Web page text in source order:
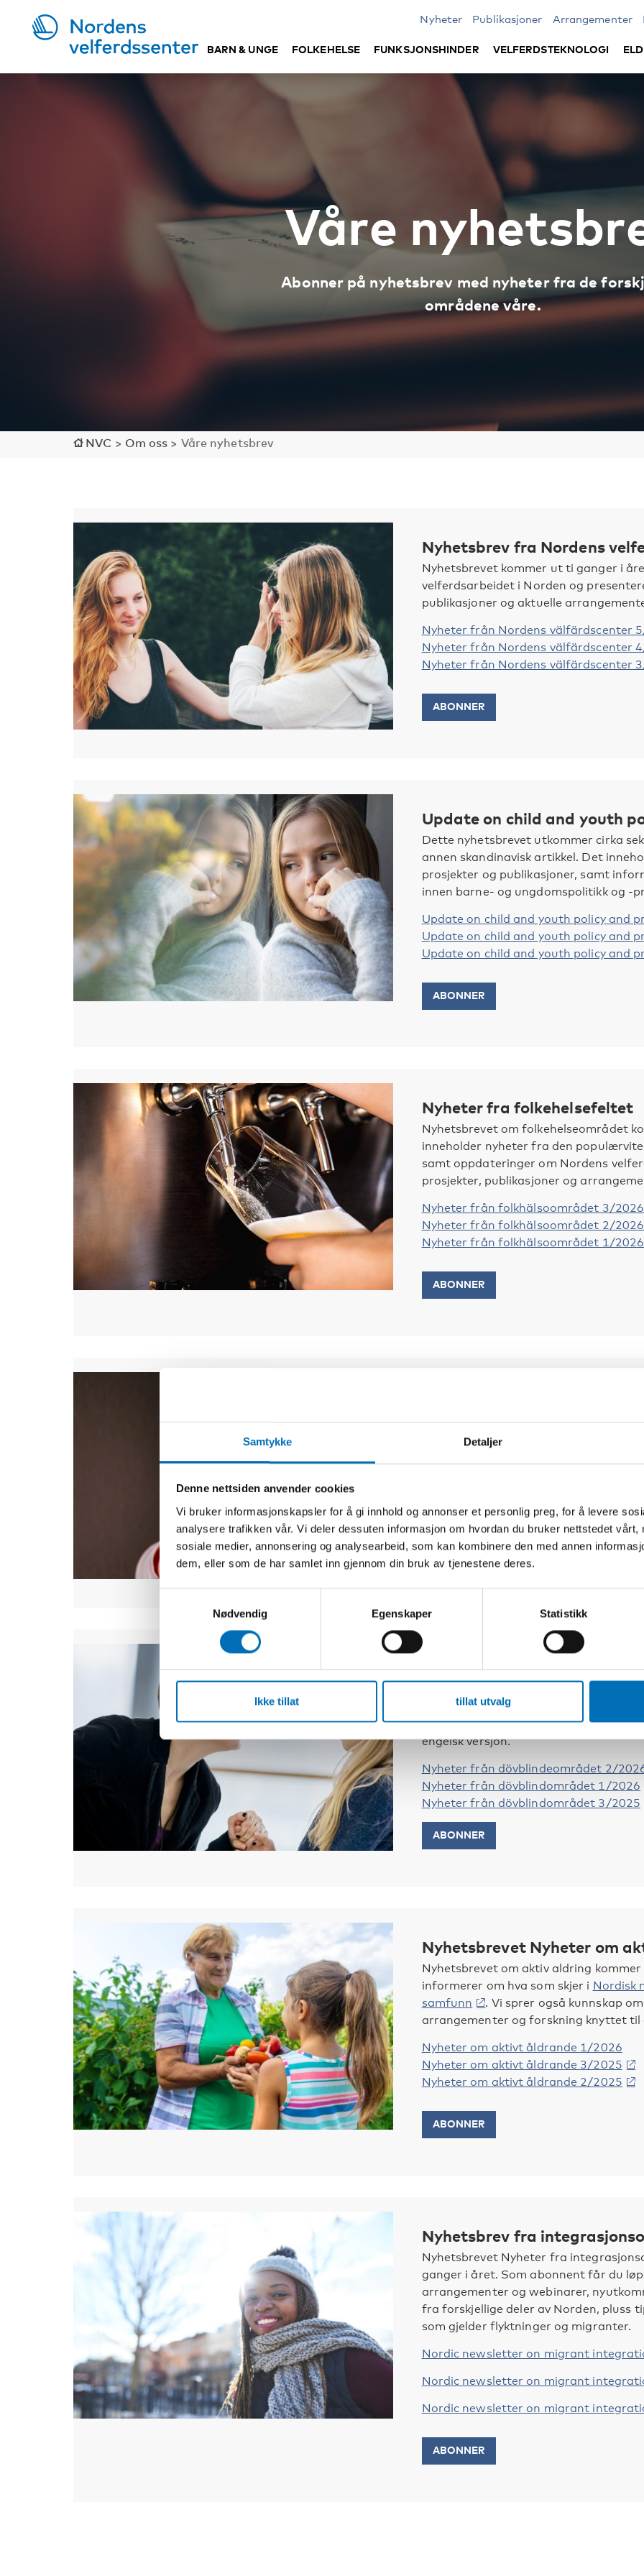
Samtykke Detaljer
Denne nettsiden anvender cookies
Vi bruker informasjonskapsler for å gi innhold og annonser et personlig preg, for å levere
analysere trafikken vår. Vi deler dessuten informasjon om hvordan du bruker nettstedet vårt,
sosiale medier, annonsering og analysearbeid, som kan kombinere den med annen
dem, eller som de har samlet inn gjennom din bruk av tjenestene deres.
Nødvendig
Egenskaper Statistikk
Ikke tillat tillat utvalg
Nyheter Publikasjoner Arrangementer
BARN & UNGE FOLKEHELSE FUNKSJONSHINDER VELFERDSTEKNOLOGI
Våre
Abonner på nyhetsbrev med nyheter fra de
områdene våre.
NVC > Om oss > Våre nyhetsbrev
Nyhetsbrev fra Nordens
Nyhetsbrevet kommer ut ti ganger i
velferdsarbeidet i Norden og
publikasjoner og aktuelle
Nyheter från Nordens välfärdscenter
Nyheter från Nordens välfärdscenter
Nyheter från Nordens välfärdscenter
ABONNER
Update on child and youth
Dette nyhetsbrevet utkommer cirka
annen skandinavisk artikkel. Det
prosjekter og publikasjoner, samt
innen barne- og ungdomspolitikk og -
Update on child and youth policy and
Update on child and youth policy and
Update on child and youth policy and
ABONNER
Nyheter fra folkehelsefeltet
Nyhetsbrevet om folkehelseområdet
inneholder nyheter fra den
samt oppdateringer om Nordens
prosjekter, publikasjoner og
Nyheter från folkhälsoområdet 3/2026
Nyheter från folkhälsoområdet 2/2026
Nyheter från folkhälsoområdet 1/2026
ABONNER
Nyhetsbrev fra
Hva skjer innenfor
og rapporter og informerer om
utkommer fire ganger i året og
Nyheter från
Nyhetsbrev fra
Nyhetsbrevet om døvblindhet
med tips om seminarer og kurs vi
innen feltet døvblindhet. Nyhetsbrevet
engelsk versjon.
Nyheter från dövblindeområdet 2/
Nyheter från dövblindområdet 1/2026
Nyheter från dövblindområdet 3/2025
ABONNER
Nyhetsbrevet Nyheter om
Nyhetsbrevet om aktiv aldring
informerer om hva som skjer i Nordisk
samfunn
. Vi sprer også kunnskap
arrangementer og forskning knyttet til
Nyheter om aktivt åldrande 1/2026
Nyheter om aktivt åldrande 3/2025
Nyheter om aktivt åldrande 2/2025
ABONNER
Nyhetsbrev fra
Nyhetsbrevet Nyheter fra
ganger i året. Som abonnent får du
arrangementer og webinarer,
fra forskjellige deler av Norden, pluss
som gjelder flyktninger og migranter.
Nordic newsletter on migrant
Nordic newsletter on migrant
Nordic newsletter on migrant
ABONNER